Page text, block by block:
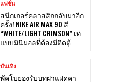
แฟชั่น
สนีกเกอร์คลาสสิกกลับมาอีก
ครั้ง! NIKE AIR MAX 90 สี
“WHITE/LIGHT CRIMSON” เท่
แบบมินิมอลที่ต้องมีติดตู้
บันเทิง
พัคโบยองรับบทฝาแฝดคา